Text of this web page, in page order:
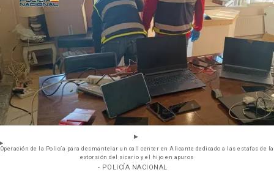
Operación de la Policía para desmantelar un call center en Alicante dedicado a las estafas de la
extorsión del sicario y el hijo en apuros
- POLICÍA NACIONAL